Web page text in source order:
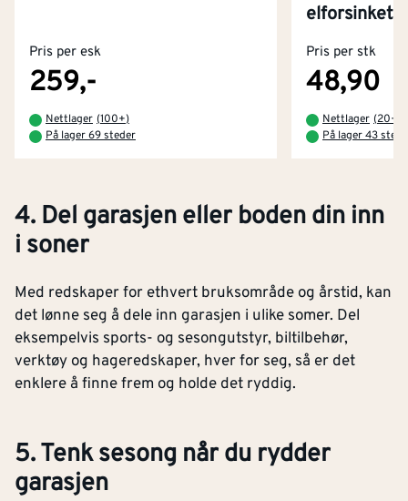
Pris per esk
259,-
Nettlager (100+)
På lager 69 steder
elforsinket
Pris per stk
48,90
Nettlager (20+
På lager 43
4. Del garasjen eller boden din inn
i soner
Med redskaper for ethvert bruksområde og årstid, kan
det lønne seg å dele inn garasjen i ulike somer. Del
eksempelvis sports- og sesongutstyr, biltilbehør,
verktøy og hageredskaper, hver for seg, så er det
enklere å finne frem og holde det ryddig.
5. Tenk sesong når du rydder
garasjen